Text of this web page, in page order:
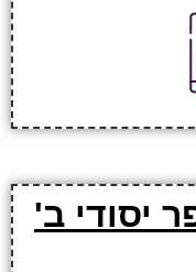
יסודי ב'